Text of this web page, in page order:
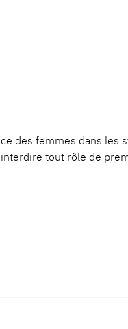
des femmes dans les
tout rôle de